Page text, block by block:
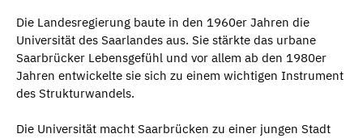
Die Landesregierung baute in den 1960er Jahren die
Universität des Saarlandes aus. Sie stärkte das urbane
Saarbrücker Lebensgefühl und vor allem ab den 1980er
Jahren entwickelte sie sich zu einem wichtigen Instrument
des Strukturwandels.
Die Universität macht Saarbrücken zu einer jungen Stadt